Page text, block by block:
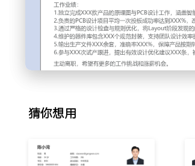
线；与硬件工程师协同优化射频模块布
款产品的PCB设计，一次投板成功率提升
3.设计检查：在产品投板前执行电气规
现并修正潜在的短路、开路及间距不足
4.物料处理：维护公司内部器件库，为新
5.文件输出：生成生产所需的Gerber、装
6.试产跟进：参与PCBA小批量试产，现
的工艺问题，如焊盘设计不良、器件间距
猜你想用